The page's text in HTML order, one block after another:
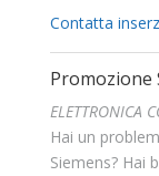
Contatta
Promozione
ELETTRONICA
Hai un
Siemens? Hai